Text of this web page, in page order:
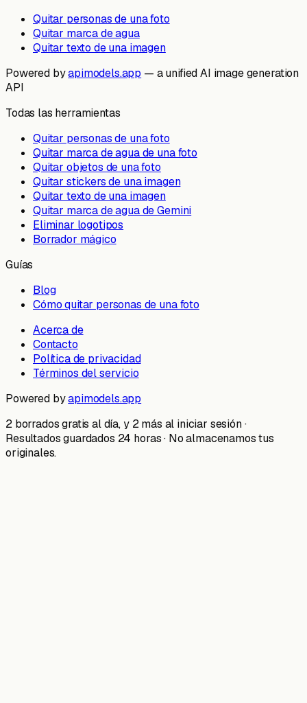
Quitar personas de una foto
Quitar marca de agua
Quitar texto de una imagen
Powered byapimodels.app — a unified AI image generation
API
Todas las herramientas
Quitar personas de una foto
Quitar marca de agua de una foto
Quitar objetos de una foto
Quitar stickers de una imagen
Quitar texto de una imagen
Quitar marca de agua de Gemini
Eliminar logotipos
Borrador mágico
Guías
Blog
Cómo quitar personas de una foto
Acerca de
Contacto
Política de privacidad
Términos del servicio
Powered byapimodels.app
2 borrados gratis al día, y 2 más al iniciar sesión ·
Resultados guardados 24 horas · No almacenamos tus
originales.